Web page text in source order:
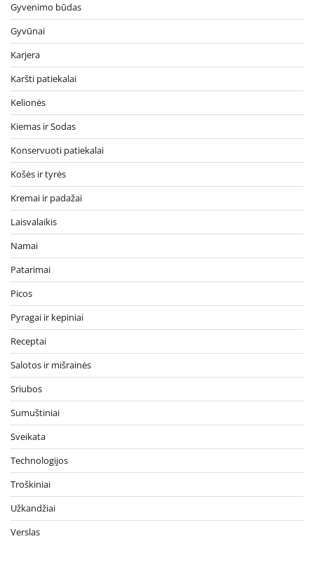
Gyvenimo būdas
Gyvūnai
Karjera
Karšti patiekalai
Kelionės
Kiemas ir Sodas
Konservuoti patiekalai
Košės ir tyrės
Kremai ir padažai
Laisvalaikis
Namai
Patarimai
Picos
Pyragai ir kepiniai
Receptai
Salotos ir mišrainės
Sriubos
Sumuštiniai
Sveikata
Technologijos
Troškiniai
Užkandžiai
Verslas